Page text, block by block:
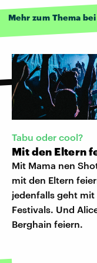
Mehr zum Thema
Tabu oder cool?
Mit den Eltern
Mit Mama nen
mit den Eltern
jedenfalls geht
Festivals. Und
Berghain feiern.